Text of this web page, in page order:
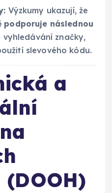
Výzkumy ukazují, že
podporuje následnou
vyhledávání značky,
slevového kódu.
a